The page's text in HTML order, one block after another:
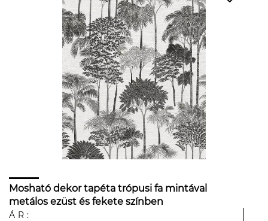
Mosható dekor tapéta trópusi fa mintával
metálos ezüst és fekete színben
ÁR: